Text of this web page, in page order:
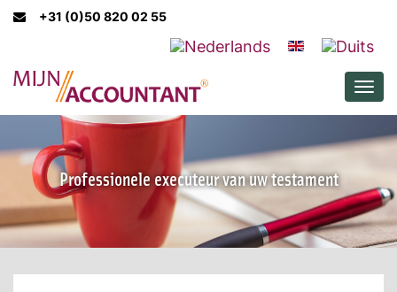
+31 (0)50 820 02 55
Professionele executeur van uw testament